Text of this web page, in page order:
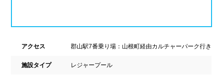
アクセス 郡山駅7番乗り場：山根町経由カルチャーパーク行き
施設タイプ レジャープール
新潟県 富山県 石川県
福井県 山梨県 長野県